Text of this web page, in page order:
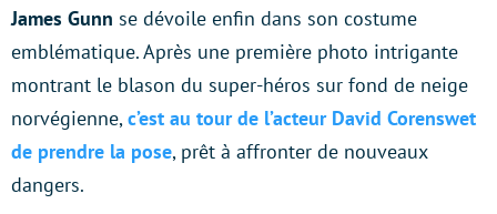
James Gunn se dévoile enfin dans son costume
emblématique. Après une première photo intrigante
montrant le blason du super-héros sur fond de neige
norvégienne,c’est au tour de l’acteur David Corenswet
de prendre la pose, prêt à affronter de nouveaux
dangers.